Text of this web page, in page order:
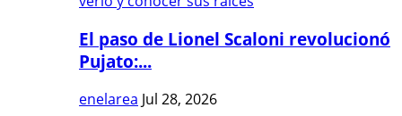
El paso de Lionel Scaloni revolucionó
Pujato:...
enelarea Jul 28, 2026